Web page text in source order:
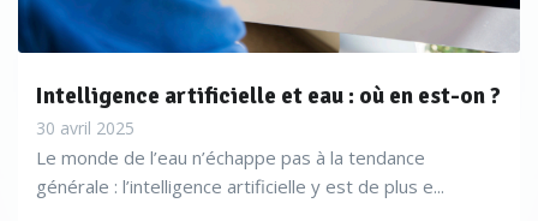
Intelligence artificielle et eau : où en est-on ?
30 avril 2025
Le monde de l’eau n’échappe pas à la tendance
générale : l’intelligence artificielle y est de plus e...